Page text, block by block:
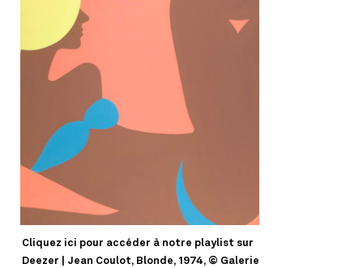
Cliquez ici pour accéder à notre playlist sur
Deezer | Jean Coulot, Blonde, 1974, © Galerie